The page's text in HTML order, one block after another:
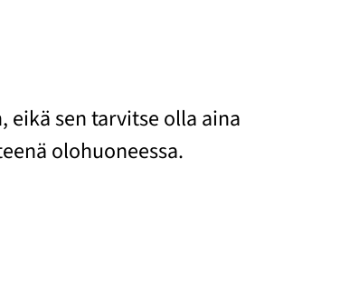
eikä sen tarvitse olla aina
olohuoneessa.